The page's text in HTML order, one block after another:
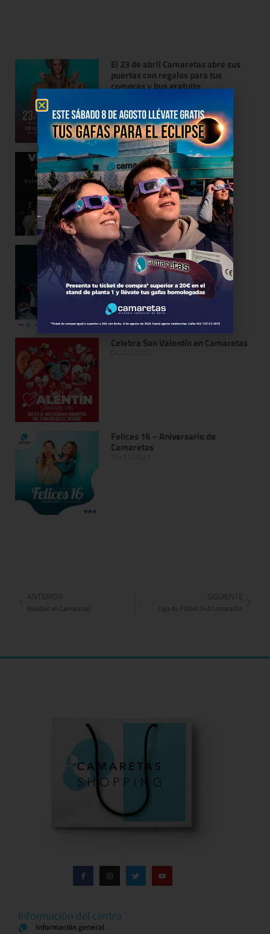
El 23 de abril Camaretas abre sus
puertas con regalos para tus
compras y bus gratuito
11ª Feria de vehículos de Soria
06/02/2023
10ª Feria de Vehículos de Soria
07/02/2022
Celebra San Valentín en Camaretas
Felices 16 – Aniversario de
Camaretas
ANTERIOR
Navidad en Camaretas
SIGUIENTE
Liga de Fútbol 3×3 Camaretas
Información del centro
Información general